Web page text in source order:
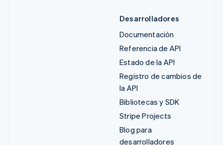
Desarrolladores
Documentación
Referencia de API
Estado de la API
Registro de cambios de
la API
Bibliotecas y SDK
Stripe Projects
Blog para
desarrolladores